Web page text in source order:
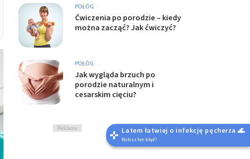
POŁÓG
Ćwiczenia po porodzie – kiedy
można zacząć? Jak ćwiczyć?
POŁÓG
Jak wygląda brzuch po
porodzie naturalnym i
cesarskim cięciu?
Reklama Latem łatwiej o infekcję pęcherza 🌊
Robisz ten błąd?